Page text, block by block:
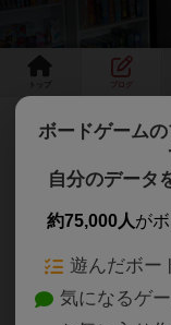
マーダーミス
こんにちは🌞
三河遊滝川本店で
最近、ご新規のお
ボードゲーム
自分のデータ
約75,000人が
遊んだボー
気になるゲ